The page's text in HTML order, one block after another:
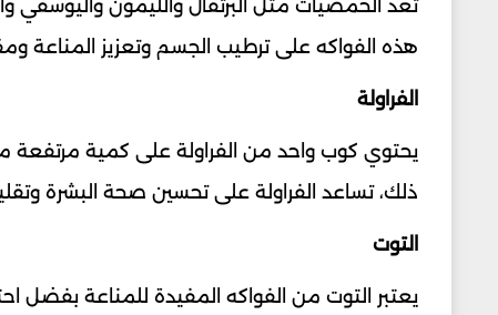
هذه الفواكه على ترطيب الجسم وتعزيز المناعة
الفراولة
ذلك، تساعد الفراولة على تحسين صحة البشرة
التوت